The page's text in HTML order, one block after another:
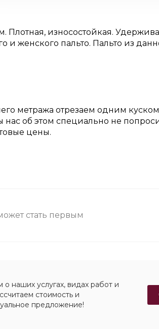
Плотная, износостойкая.
женского пальто. Пальто из
метража отрезаем одним
об этом специально не
цены.
стать первым
наших услугах, видах работ и
стоимость и
предложение!